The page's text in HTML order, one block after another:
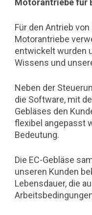
Für den Antrieb
Motorantriebe
entwickelt wurden
Wissens und
Neben der
die Software, mit
Gebläses den
flexibel angepasst
Bedeutung.
Die EC-Gebläse
unseren Kunden
Lebensdauer, die